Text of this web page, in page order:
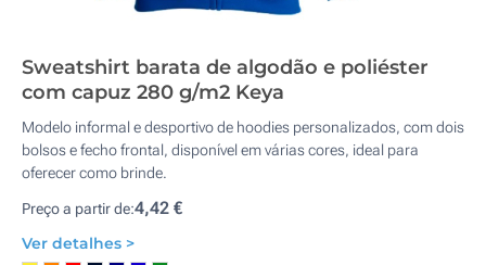
Sweatshirt barata de algodão e poliéster
com capuz 280 g/m2 Keya
Modelo informal e desportivo de hoodies personalizados, com dois
bolsos e fecho frontal, disponível em várias cores, ideal para
oferecer como brinde.
Preço a partir de:4,42 €
Ver detalhes >